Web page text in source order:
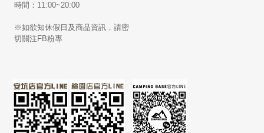
時間：11:00~20:00
※如欲知休假日及商品資訊，請密
切關注FB粉專